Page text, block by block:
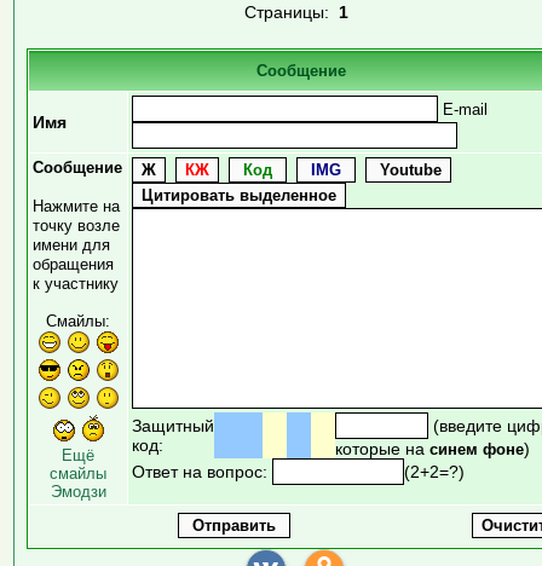
Страницы: 1
Сообщение
Имя
E-mail
Сообщение
Нажмите на
точку возле
имени для
обращения
к участнику
Смайлы:
Ещё
смайлы
Эмодзи
Защитный
код:
(введите
которые на синем фоне)
Ответ на вопрос:
(2+2=?)